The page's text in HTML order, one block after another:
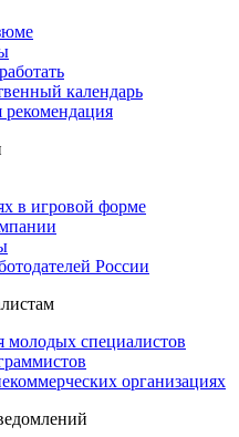
календарь
рекомендация
в игровой форме
России
молодых специалистов
организациях